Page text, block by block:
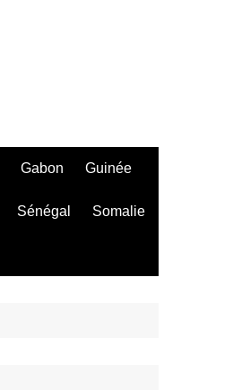
Gabon Guinée
Sénégal Somalie